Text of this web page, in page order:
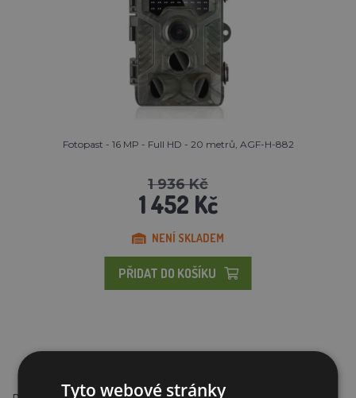
Fotopast - 16 MP - Full HD - 20 metrů, AGF-H-882
1 936 Kč
1 452 Kč
NENÍ SKLADEM
PŘIDAT DO KOŠÍKU
Tyto webové stránky